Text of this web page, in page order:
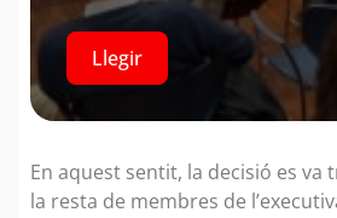
Llegir
En aquest sentit, la decisió es va
la resta de membres de